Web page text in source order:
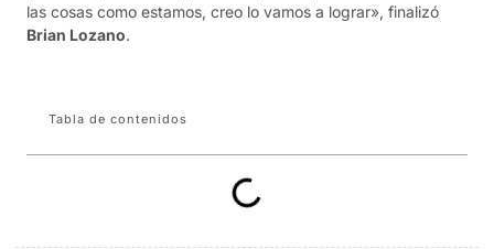
las cosas como estamos, creo lo vamos a lograr», finalizó
Brian Lozano.
Tabla de contenidos